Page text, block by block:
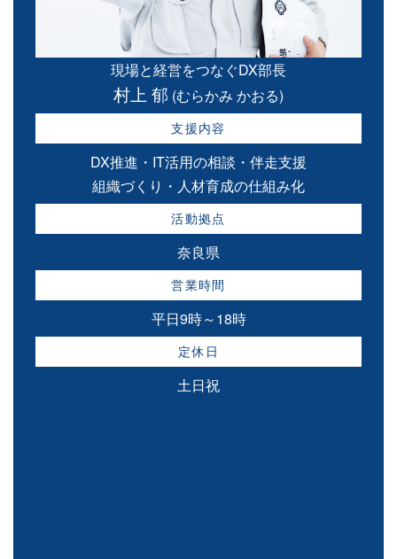
現場と経営をつなぐDX部長
村上 郁 (むらかみ かおる)
支援内容
DX推進・IT活用の相談・伴走支援
組織づくり・人材育成の仕組み化
活動拠点
奈良県
営業時間
平日9時～18時
定休日
土日祝